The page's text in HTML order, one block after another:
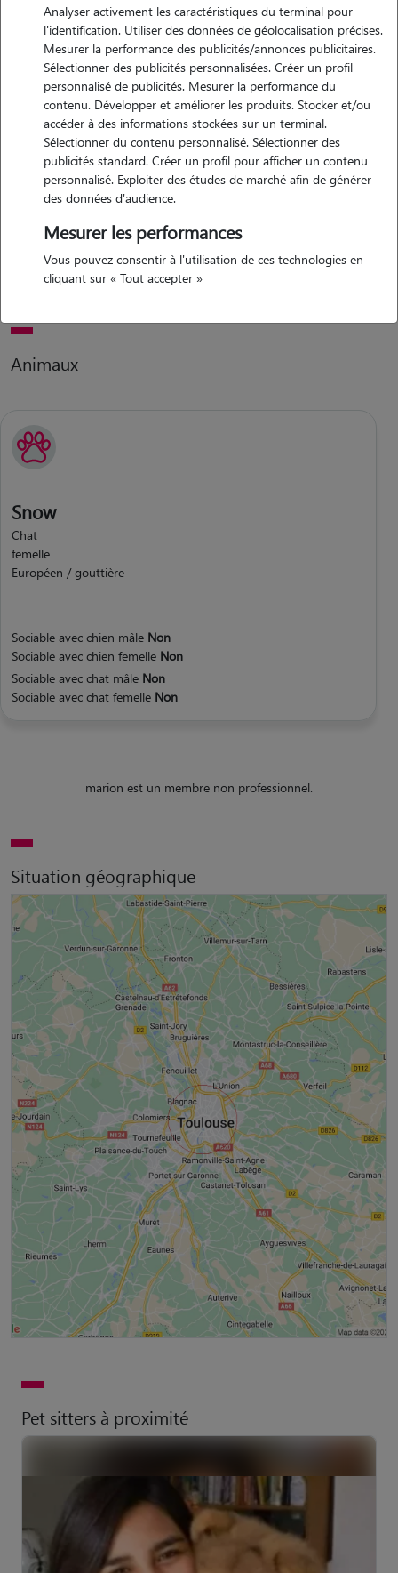
Motivation
depuis petite, je vis entourée d'animaux et adore m'en occuper. je
suis l'heureuse propriétaire d'une chatte de 7 ans qui s'appelle snow
:) je me ferais un plaisir de garder vos animaux chez vous et de vous
envoyer des petites photos!
Expérience
je garde des animaux depuis mon plus jeune âge (chats et chiens). j'ai
régulièrement des chats aux domiciles des propriétaires. c'est
Animaux
Snow
Chat
femelle
Européen / gouttière
Sociable avec chien mâle Non
Sociable avec chien femelle Non
Sociable avec chat mâle Non
Sociable avec chat femelle Non
marion est un membre non professionnel.
Situation géographique
Pet sitters à proximité
Analyser activement les caractéristiques du terminal pour
l'identification. Utiliser des données de géolocalisation précises.
Mesurer la performance des publicités/annonces publicitaires.
Sélectionner des publicités personnalisées. Créer un profil
personnalisé de publicités. Mesurer la performance du
contenu. Développer et améliorer les produits. Stocker et/ou
accéder à des informations stockées sur un terminal.
Sélectionner du contenu personnalisé. Sélectionner des
publicités standard. Créer un profil pour afficher un contenu
personnalisé. Exploiter des études de marché afin de générer
des données d'audience.
Mesurer les performances
Vous pouvez consentir à l'utilisation de ces technologies en
cliquant sur « Tout accepter »